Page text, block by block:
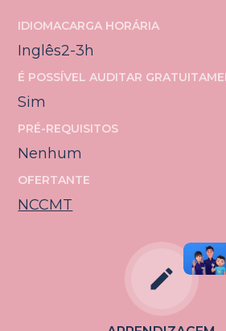
IDIOMA
Inglês
CARGA HORÁRIA
2-3h
É POSSÍVEL AUDITAR
Sim
PRÉ-REQUISITOS
Nenhum
OFERTANTE
NCCMT
edit